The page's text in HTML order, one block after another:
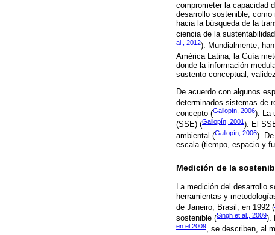
comprometer la capacidad
desarrollo sostenible,
hacia la búsqueda de la
ciencia de la
al., 2012). Mundialmente,
América Latina, la Guía
donde la información
sustento conceptual,
De acuerdo con algunos
determinados sistemas de
concepto (Gallopín, 2006). La
(SSE) (Gallopín, 2001 ). El
ambiental (Gallopín, 2006).
escala (tiempo, espacio y
Medición de la
La medición del desarrollo
herramientas y
de Janeiro, Brasil, en 1992 (
sostenible (Singh et al., 2009).
en el 2009, se describen, al